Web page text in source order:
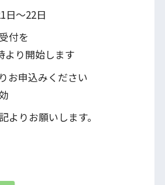
日～22日
付を
より開始します
お申込みください
よりお願いします。